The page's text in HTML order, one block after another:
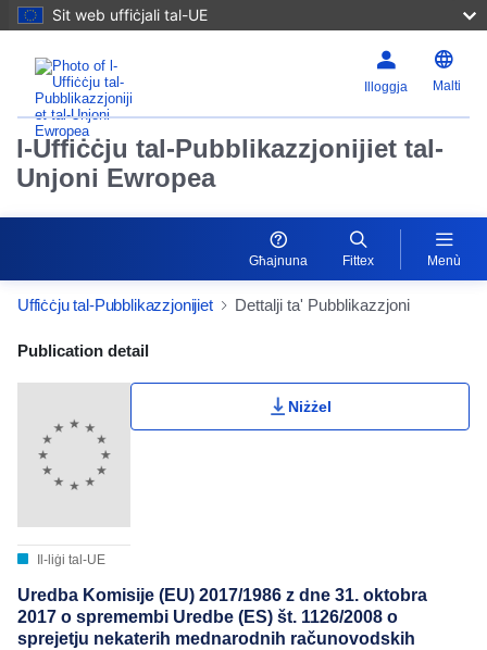
Sit web uffiċjali tal-UE
Illoggja Malti
l-Uffiċċju tal-Pubblikazzjonijiet tal-
Unjoni Ewropea
Għajnuna Fittex Menù
Uffiċċju tal-Pubblikazzjonijiet Dettalji ta' Pubblikazzjoni
Publication Detail Actions Portlet
Publication detail
Il-liġi tal-UE
Niżżel
Uredba Komisije (EU) 2017/1986 z dne 31. oktobra
2017 o spremembi Uredbe (ES) št. 1126/2008 o
sprejetju nekaterih mednarodnih računovodskih